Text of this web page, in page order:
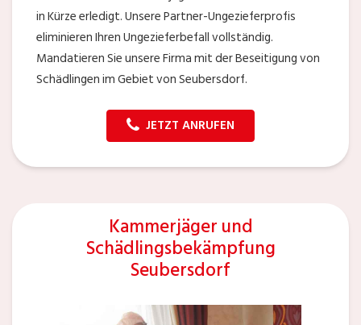
in Kürze erledigt. Unsere Partner-Ungezieferprofis
eliminieren Ihren Ungezieferbefall vollständig.
Mandatieren Sie unsere Firma mit der Beseitigung von
Schädlingen im Gebiet von Seubersdorf.
JETZT ANRUFEN
Kammerjäger und
Schädlingsbekämpfung
Seubersdorf